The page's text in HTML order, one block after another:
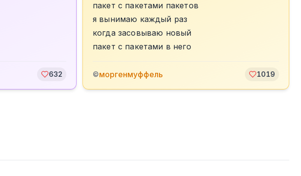
632
пакет с пакетами пакетов
я вынимаю каждый раз
когда засовываю новый
пакет с пакетами в него
©моргенмуффель 1019